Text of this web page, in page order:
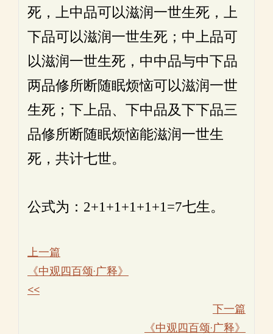
死，上中品可以滋润一世生死，上
下品可以滋润一世生死；中上品可
以滋润一世生死，中中品与中下品
两品修所断随眠烦恼可以滋润一世
生死；下上品、下中品及下下品三
品修所断随眠烦恼能滋润一世生
死，共计七世。
公式为：2+1+1+1+1+1=7七生。
上一篇
《中观四百颂·广释》
<<
下一篇
《中观四百颂·广释》